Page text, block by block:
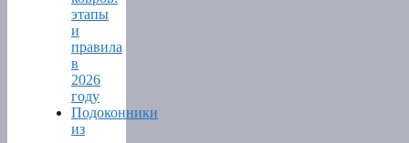
этапы
и
правила
в
2026
году
Подоконники
из